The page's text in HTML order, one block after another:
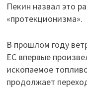
Пекин назвал это
«протекционизма».
В прошлом году
ЕС впервые
ископаемое
продолжает